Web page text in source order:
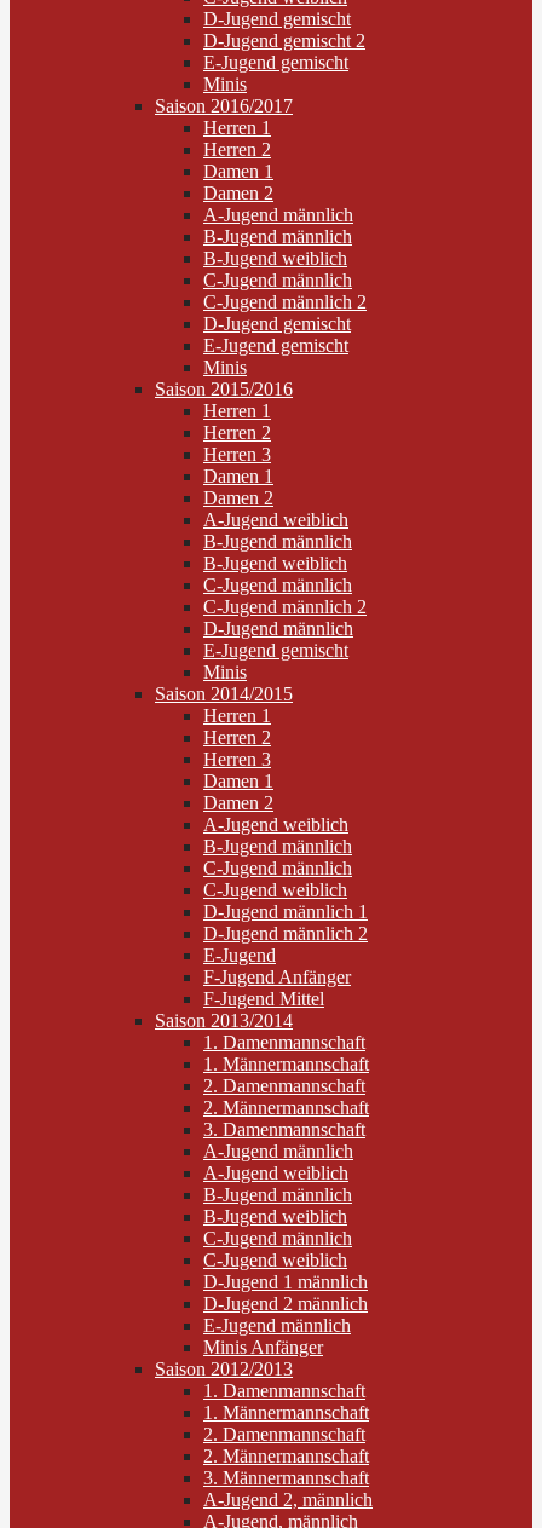
D-Jugend gemischt
D-Jugend gemischt 2
E-Jugend gemischt
Minis
Saison 2016/2017
Herren 1
Herren 2
Damen 1
Damen 2
A-Jugend männlich
B-Jugend männlich
B-Jugend weiblich
C-Jugend männlich
C-Jugend männlich 2
D-Jugend gemischt
E-Jugend gemischt
Minis
Saison 2015/2016
Herren 1
Herren 2
Herren 3
Damen 1
Damen 2
A-Jugend weiblich
B-Jugend männlich
B-Jugend weiblich
C-Jugend männlich
C-Jugend männlich 2
D-Jugend männlich
E-Jugend gemischt
Minis
Saison 2014/2015
Herren 1
Herren 2
Herren 3
Damen 1
Damen 2
A-Jugend weiblich
B-Jugend männlich
C-Jugend männlich
C-Jugend weiblich
D-Jugend männlich 1
D-Jugend männlich 2
E-Jugend
F-Jugend Anfänger
F-Jugend Mittel
Saison 2013/2014
1. Damenmannschaft
1. Männermannschaft
2. Damenmannschaft
2. Männermannschaft
3. Damenmannschaft
A-Jugend männlich
A-Jugend weiblich
B-Jugend männlich
B-Jugend weiblich
C-Jugend männlich
C-Jugend weiblich
D-Jugend 1 männlich
D-Jugend 2 männlich
E-Jugend männlich
Minis Anfänger
Saison 2012/2013
1. Damenmannschaft
1. Männermannschaft
2. Damenmannschaft
2. Männermannschaft
3. Männermannschaft
A-Jugend 2, männlich
A-Jugend, männlich